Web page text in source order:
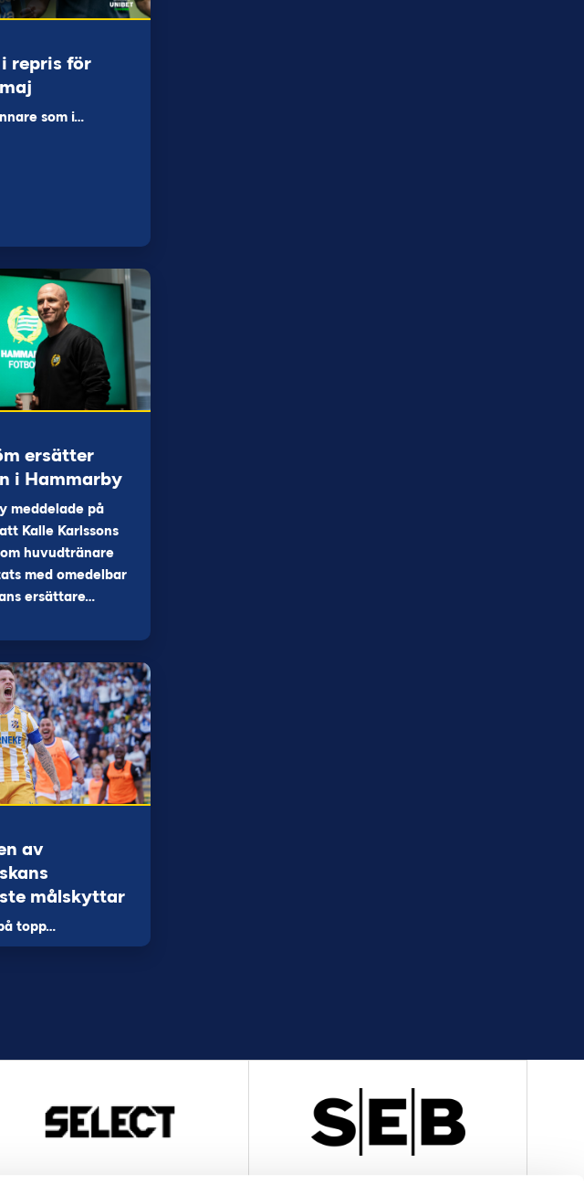
repris för
som i…
ersätter
i Hammarby
meddelade på
Kalle Karlssons
huvudtränare
med omedelbar
ersättare…
av
målskyttar
topp…